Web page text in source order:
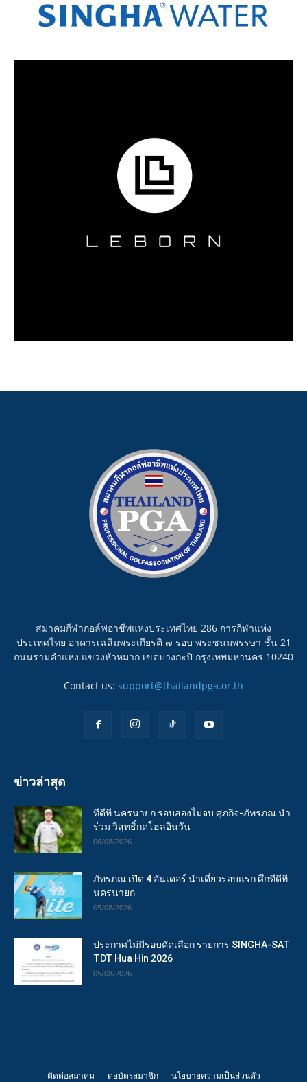
สมาคมกีฬากอล์ฟอาชีพแห่งประเทศไทย 286 การกีฬาแห่ง
ประเทศไทย อาคารเฉลิมพระเกียรติ ๗ รอบ พระชนมพรรษา ชั้น 21
ถนนรามคำแหง แขวงหัวหมาก เขตบางกะปิ กรุงเทพมหานคร 10240
Contact us: support@thailandpga.or.th
ข่าวล่าสุด
ทีดีที นครนายก รอบสองไม่จบ ศุภกิจ-ภัทรภณ นำ
ร่วม วิสุทธิ์กดโฮลอินวัน
06/08/2026
ภัทรภณ เปิด 4 อันเดอร์ นำเดี่ยวรอบแรก ศึกทีดีที
นครนายก
05/08/2026
ประกาศไม่มีรอบคัดเลือก รายการ SINGHA-SAT
TDT Hua Hin 2026
05/08/2026
ติดต่อสมาคม ต่อบัตรสมาชิก นโยบายความเป็นส่วนตัว